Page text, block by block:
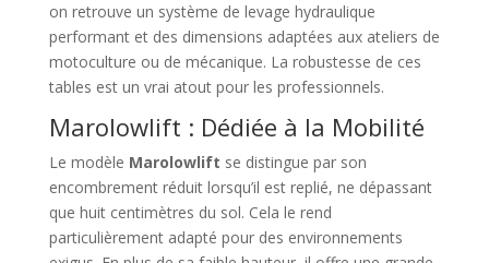
on retrouve un système de levage hydraulique
performant et des dimensions adaptées aux ateliers de
motoculture ou de mécanique. La robustesse de ces
tables est un vrai atout pour les professionnels.
Marolowlift : Dédiée à la Mobilité
Le modèle Marolowlift se distingue par son
encombrement réduit lorsqu’il est replié, ne dépassant
que huit centimètres du sol. Cela le rend
particulièrement adapté pour des environnements